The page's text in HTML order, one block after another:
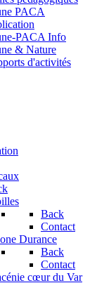
PACA
PACA Info
& Nature
d'activités
Back
Contact
Durance
Back
Contact
cœur du Var